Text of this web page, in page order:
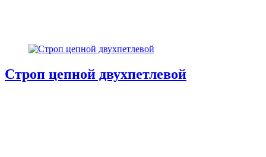
Строп цепной двухпетлевой